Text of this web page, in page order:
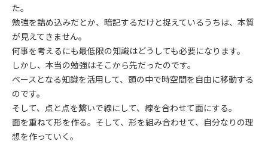
た。
勉強を詰め込みだとか、暗記するだけと捉えているうちは、本質
が見えてきません。
何事を考えるにも最低限の知識はどうしても必要になります。
しかし、本当の勉強はそこから先だったのです。
ベースとなる知識を活用して、頭の中で時空間を自由に移動する
のです。
そして、点と点を繋いで線にして、線を合わせて面にする。
面を重ねて形を作る。そして、形を組み合わせて、自分なりの理
想を作っていく。